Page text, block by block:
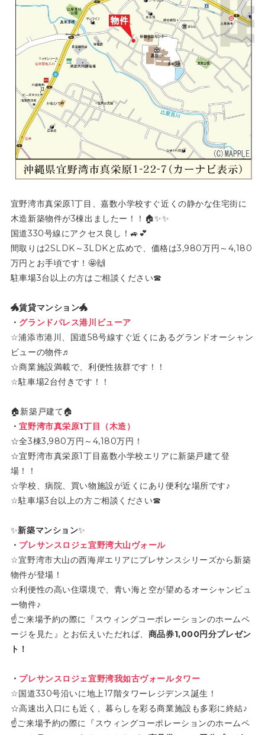
宜野湾市真栄原1丁目、嘉数小学校すぐ近くの静かな住宅街に
木造新築物件が3棟出ましたー！！🏠✨✨
国道330号線にアクセス良し！🚙💕
間取りは2SLDK～3LDKと広めで、価格は3,980万円～4,180
万円とお手頃です！🤩🙌
駐車場3台以上の方はご相談ください☎
🐲賃貸マンション🐲
・ グランドパレス港川ビューア
☆浦添市港川、国道58号線すぐ近くにあるグランドオーシャン
ビューの物件♬
☆商業施設満載で、利便性抜群です！！
☆駐車場2台付きです！！
🏠新築戸建て🏠
・宜野湾市真栄原1丁目（木造）
☆全3棟3,980万円～4,180万円！
☆宜野湾市真栄原1丁目嘉数小学校エリアに新築戸建て登
場！！
☆学校、病院、買い物施設が近くにあり便利な場所です♪
☆駐車場3台以上の方ご相談ください☎
✨新築マンション✨
・ プレサンスロジェ宜野湾大山ヴォール
☆宜野湾市大山の西海岸エリアにプレサンスシリーズから新築
物件が登場！
☆利便性の高い住環境で、青い海と空が望めるオーシャンビュ
ー物件♪
☝ご来場予約の際に『スウィングコーポレーションのホームペ
ージを見た』とお伝えいただれば、 商品券1,000円分プレゼン
ト！
・ プレサンスロジェ宜野湾我如古ヴォールタワー
☆国道330号沿いに地上17階タワーレジデンス誕生！
☆高速出入口にも近く、暮らしを彩る商業施設も多彩に終結♪
☝ご来場予約の際に『スウィングコーポレーションのホームペ